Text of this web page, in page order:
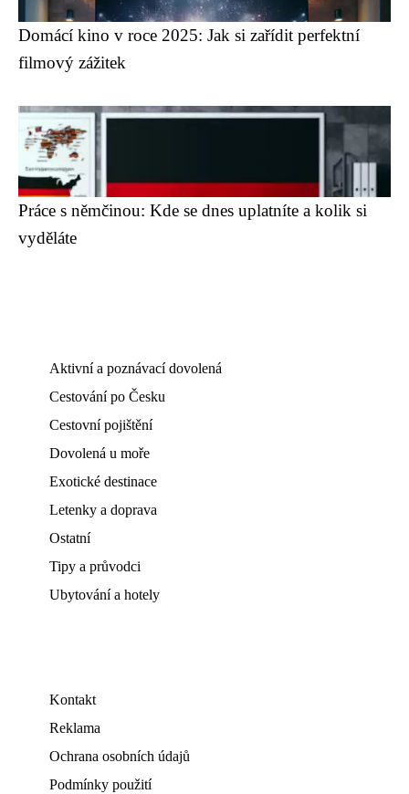
Domácí kino v roce 2025: Jak si zařídit perfektní
filmový zážitek
Práce s němčinou: Kde se dnes uplatníte a kolik si
vyděláte
Aktivní a poznávací dovolená
Cestování po Česku
Cestovní pojištění
Dovolená u moře
Exotické destinace
Letenky a doprava
Ostatní
Tipy a průvodci
Ubytování a hotely
Kontakt
Reklama
Ochrana osobních údajů
Podmínky použití